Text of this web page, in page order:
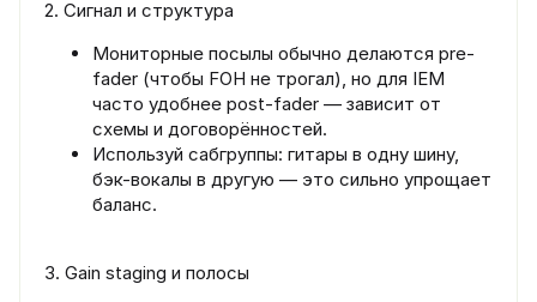
2. Сигнал и структура
Мониторные посылы обычно делаются pre-
fader (чтобы FOH не трогал), но для IEM
часто удобнее post-fader — зависит от
схемы и договорённостей.
Используй сабгруппы: гитары в одну шину,
бэк-вокалы в другую — это сильно упрощает
баланс.
3. Gain staging и полосы